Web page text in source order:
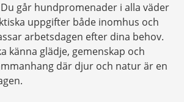
går hundpromenader i alla väder
uppgifter både inomhus och
arbetsdagen efter dina behov.
känna glädje, gemenskap och
där djur och natur är en